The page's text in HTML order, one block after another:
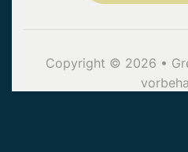
Copyright © 2026 •